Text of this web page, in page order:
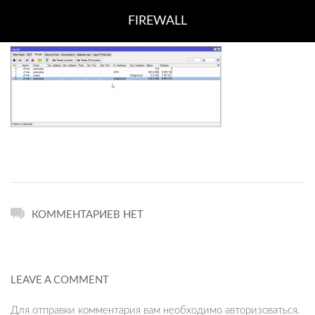
FIREWALL
КОММЕНТАРИЕВ НЕТ
LEAVE A COMMENT
Для отправки комментария вам необходимо авторизоваться.